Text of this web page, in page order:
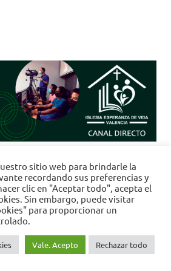
Domingo a las 11:30h.
Poseidon de ThemeZee.
sitio web para brindarle la
recordando sus preferencias y
clic en "Aceptar todo", acepta el
Sin embargo, puede visitar
para proporcionar un
Vale. Acepto Rechazar todo